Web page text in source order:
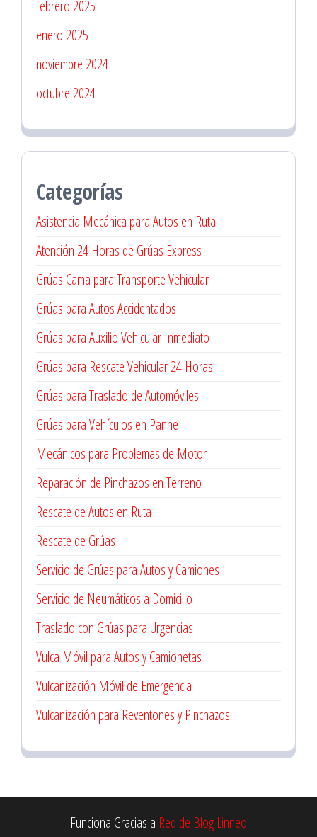
febrero 2025
enero 2025
noviembre 2024
octubre 2024
Categorías
Asistencia Mecánica para Autos en Ruta
Atención 24 Horas de Grúas Express
Grúas Cama para Transporte Vehicular
Grúas para Autos Accidentados
Grúas para Auxilio Vehicular Inmediato
Grúas para Rescate Vehicular 24 Horas
Grúas para Traslado de Automóviles
Grúas para Vehículos en Panne
Mecánicos para Problemas de Motor
Reparación de Pinchazos en Terreno
Rescate de Autos en Ruta
Rescate de Grúas
Servicio de Grúas para Autos y Camiones
Servicio de Neumáticos a Domicilio
Traslado con Grúas para Urgencias
Vulca Móvil para Autos y Camionetas
Vulcanización Móvil de Emergencia
Vulcanización para Reventones y Pinchazos
Funciona Gracias a Red de Blog Linneo